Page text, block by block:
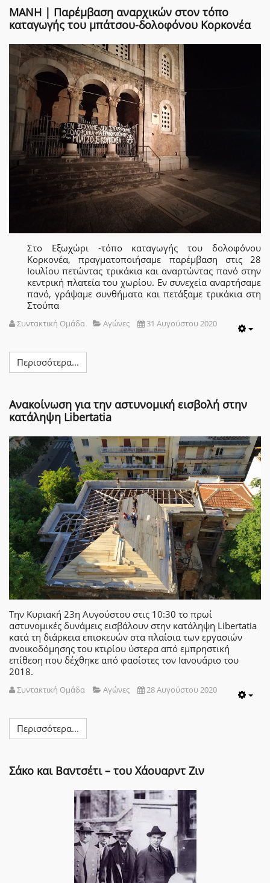
ΜΑΝΗ | Παρέμβαση αναρχικών στον τόπο
καταγωγής του μπάτσου-δολοφόνου Κορκονέα
Στο Εξωχώρι -τόπο καταγωγής του δολοφόνου
Κορκονέα, πραγματοποιήσαμε παρέμβαση στις 28
Ιουλίου πετώντας τρικάκια και αναρτώντας πανό στην
κεντρική πλατεία του χωρίου. Εν συνεχεία αναρτήσαμε
πανό, γράψαμε συνθήματα και πετάξαμε τρικάκια στη
Στούπα
Συντακτική Ομάδα Αγώνες 31 Αυγούστου 2020
Περισσότερα...
Ανακοίνωση για την αστυνομική εισβολή στην
κατάληψη Libertatia
Την Κυριακή 23η Αυγούστου στις 10:30 το πρωί
αστυνομικές δυνάμεις εισβάλουν στην κατάληψη Libertatia
κατά τη διάρκεια επισκευών στα πλαίσια των εργασιών
ανοικοδόμησης του κτιρίου ύστερα από εμπρηστική
επίθεση που δέχθηκε από φασίστες τον Ιανουάριο του
2018.
Συντακτική Ομάδα Αγώνες 28 Αυγούστου 2020
Περισσότερα...
Σάκο και Βαντσέτι – του Χάουαρντ Ζιν